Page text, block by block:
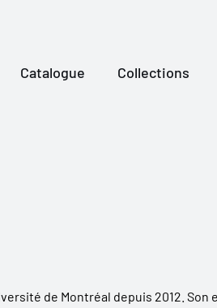
Catalogue Collections
de Montréal depuis 2012.